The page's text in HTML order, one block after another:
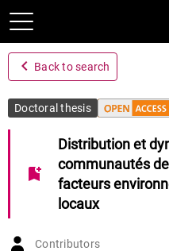
navigate_before Back to search
Doctoral thesis
bookmark_add
Distribution et
communautés
facteurs
locaux
Contributors